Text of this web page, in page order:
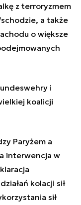
z terroryzmem
a także
o większe
i
koalicji
Paryżem a
interwencja w
kolacji sił
sił